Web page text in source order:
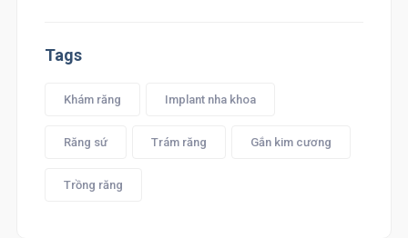
Tags
Khám răng Implant nha khoa
Răng sứ Trám răng Gắn kim cương
Trồng răng